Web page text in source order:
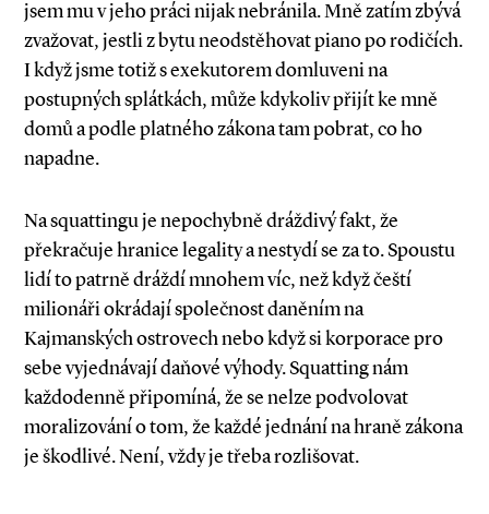
jsem mu v jeho práci nijak nebránila. Mně zatím zbývá
zvažovat, jestli z bytu neodstěhovat piano po rodičích.
I když jsme totiž s exekutorem domluveni na
postupných splátkách, může kdykoliv přijít ke mně
domů a podle platného zákona tam pobrat, co ho
napadne.
Na squattingu je nepochybně dráždivý fakt, že
překračuje hranice legality a nestydí se za to. Spoustu
lidí to patrně dráždí mnohem víc, než když čeští
milionáři okrádají společnost daněním na
Kajmanských ostrovech nebo když si korporace pro
sebe vyjednávají daňové výhody. Squatting nám
každodenně připomíná, že se nelze podvolovat
moralizování o tom, že každé jednání na hraně zákona
je škodlivé. Není, vždy je třeba rozlišovat.